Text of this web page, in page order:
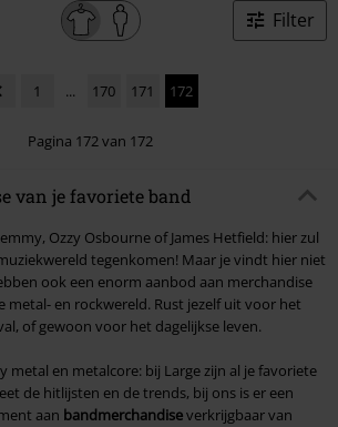
Filter
1 ... 170 171 172
Pagina 172 van 172
van je favoriete band
Ozzy Osbourne of James Hetfield: hier zul
tegenkomen! Maar je vindt hier niet
ook een enorm aanbod aan merchandise
metal- en rockwereld. Rust jezelf uit voor het
of gewoon voor het dagelijkse leven.
metal en metalcore: bij Large zijn al je favoriete
de hitlijsten en de trends, bij ons is er een
aan bandmerchandiseverkrijgbaar van